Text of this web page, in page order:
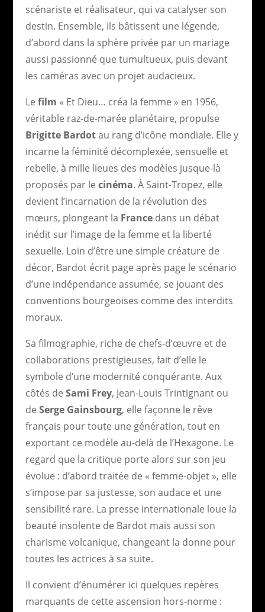
scénariste et réalisateur, qui va catalyser son
destin. Ensemble, ils bâtissent une légende,
d’abord dans la sphère privée par un mariage
aussi passionné que tumultueux, puis devant
les caméras avec un projet audacieux.
Le film « Et Dieu… créa la femme » en 1956,
véritable raz-de-marée planétaire, propulse
Brigitte Bardotau rang d’icône mondiale. Elle y
incarne la féminité décomplexée, sensuelle et
rebelle, à mille lieues des modèles jusque-là
proposés par le cinéma. À Saint-Tropez, elle
devient l’incarnation de la révolution des
mœurs, plongeant la Francedans un débat
inédit sur l’image de la femme et la liberté
sexuelle. Loin d’être une simple créature de
décor, Bardot écrit page après page le scénario
d’une indépendance assumée, se jouant des
conventions bourgeoises comme des interdits
moraux.
Sa filmographie, riche de chefs-d’œuvre et de
collaborations prestigieuses, fait d’elle le
symbole d’une modernité conquérante. Aux
côtés de Sami Frey, Jean-Louis Trintignant ou
de Serge Gainsbourg, elle façonne le rêve
français pour toute une génération, tout en
exportant ce modèle au-delà de l’Hexagone. Le
regard que la critique porte alors sur son jeu
évolue : d’abord traitée de « femme-objet », elle
s’impose par sa justesse, son audace et une
sensibilité rare. La presse internationale loue la
beauté insolente de Bardot mais aussi son
charisme volcanique, changeant la donne pour
toutes les actrices à sa suite.
Il convient d’énumérer ici quelques repères
marquants de cette ascension hors-norme :